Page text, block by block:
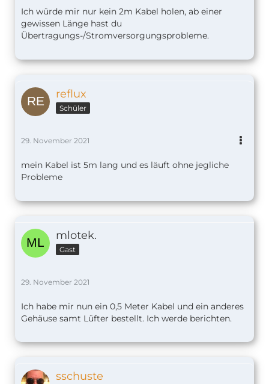
Ich würde mir nur kein 2m Kabel holen, ab einer
gewissen Länge hast du
Übertragungs-/Stromversorgungsprobleme.
reflux
Schüler
29. November 2021
mein Kabel ist 5m lang und es läuft ohne jegliche
Probleme
mlotek.
Gast
29. November 2021
Ich habe mir nun ein 0,5 Meter Kabel und ein anderes
Gehäuse samt Lüfter bestellt. Ich werde berichten.
sschuste